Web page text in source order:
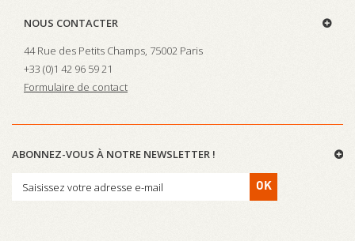
NOUS CONTACTER
44 Rue des Petits Champs, 75002 Paris
+33 (0)1 42 96 59 21
Formulaire de contact
ABONNEZ-VOUS À NOTRE NEWSLETTER !
OK